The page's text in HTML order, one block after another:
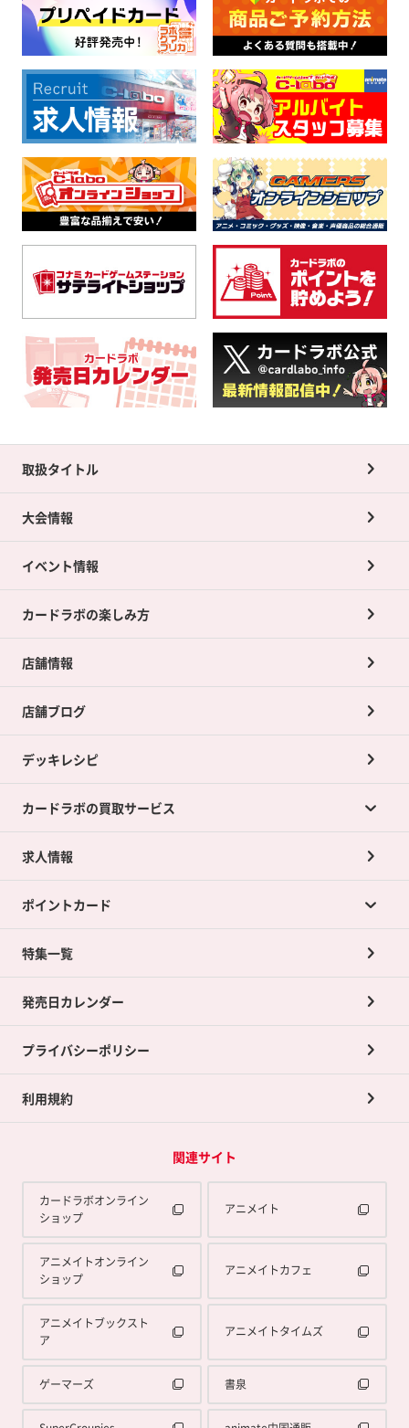
取扱タイトル
大会情報
イベント情報
カードラボの楽しみ方
店舗情報
店舗ブログ
デッキレシピ
カードラボの買取サービス
カードラボの買取サービスTOP
店舗買取について
ネット買取について
買取承諾書について
求人情報
ポイントカード
ポイントカードTOP
ポイント交換景品
特集一覧
発売日カレンダー
プライバシーポリシー
利用規約
関連サイト
カードラボオンライン
ショップ
アニメイト
アニメイトオンライン
ショップ
アニメイトカフェ
アニメイトブックスト
ア
アニメイトタイムズ
ゲーマーズ 書泉